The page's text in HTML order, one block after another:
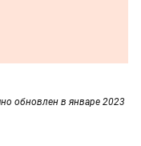
обновлен в январе 2023